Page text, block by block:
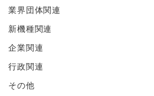
業界団体関連
新機種関連
企業関連
行政関連
その他